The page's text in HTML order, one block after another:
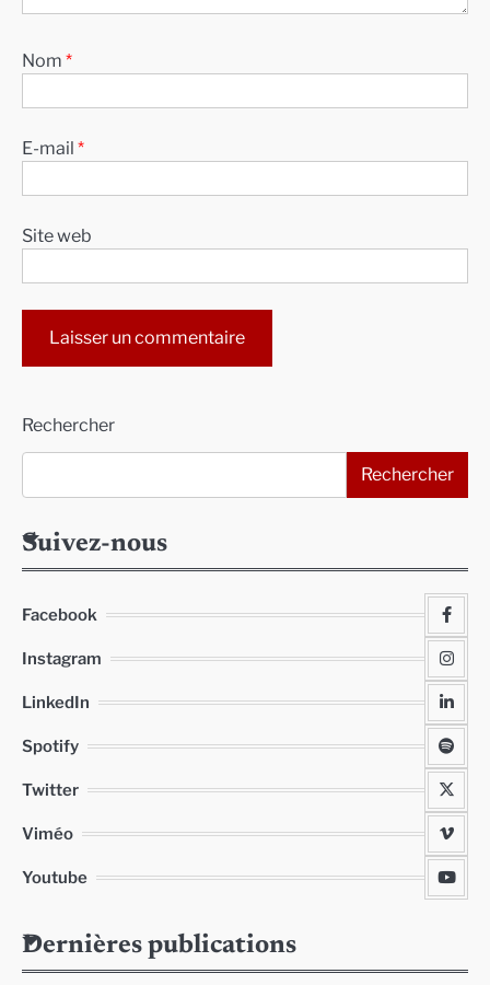
Nom *
E-mail *
Site web
Rechercher
Rechercher
Suivez-nous
Facebook
Instagram
LinkedIn
Spotify
Twitter
Viméo
Youtube
Dernières publications